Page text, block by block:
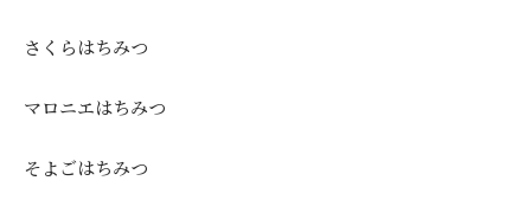
さくらはちみつ
マロニエはちみつ
そよごはちみつ